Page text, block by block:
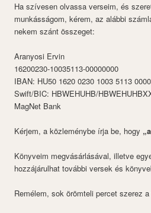
Ha szívesen olvassa verseim, és
munkásságom, kérem, az alábbi
nekem szánt összeget:
Aranyosi Ervin
16200230-10035113-00000000
IBAN: HU50 1620 0230 1003 5113
Swift/BIC: HBWEHUHB/
MagNet Bank
Kérjem, a közleménybe írja be, hogy
Könyveim megvásárlásával, illetve
hozzájárulhat további versek és
Remélem, sok örömteli percet szerez